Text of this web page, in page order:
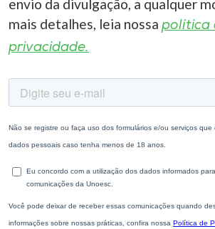
envio da divulgação, a qualquer
mais detalhes, leia nossa política
privacidade.